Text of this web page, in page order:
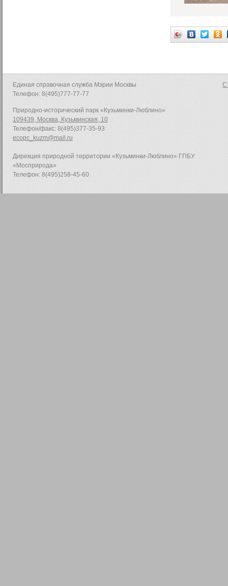
Единая справочная служба Мэрии Москвы
Телефон: 8(495)777-77-77
Природно-исторический парк «Кузьминки-Люблино»
109439, Москва, Кузьминская, 10
Телефон/факс: 8(495)377-35-93
ecopc_kuzm@mail.ru
Дирекция природной территории «Кузьминки-Люблино» ГПБУ
«Мосприрода»
Телефон: 8(495)258-45-60